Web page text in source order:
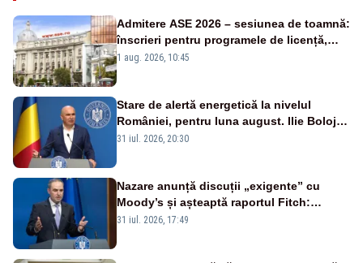
Admitere ASE 2026 – sesiunea de toamnă:
înscrieri pentru programele de licență,
masterat și doctorat
1 aug. 2026, 10:45
Stare de alertă energetică la nivelul
României, pentru luna august. Ilie Bolojan
a anunțat importuri și posibile restricții –
31 iul. 2026, 20:30
Nazare anunță discuții „exigente” cu
Moody’s și așteaptă raportul Fitch:
„Veniturile au crescut, cheltuielile au fost
31 iul. 2026, 17:49